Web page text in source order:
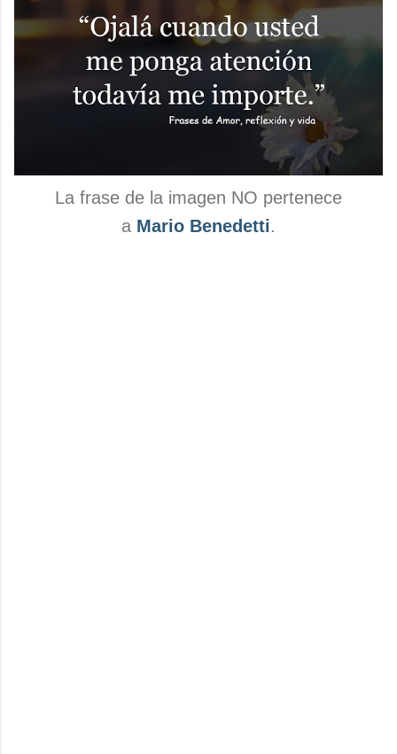
La frase de la imagen NO pertenece
a Mario Benedetti.